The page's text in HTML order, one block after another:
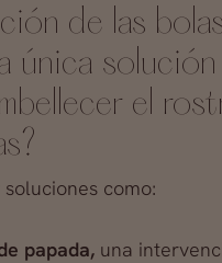
de las
única
el
como:
papada, una